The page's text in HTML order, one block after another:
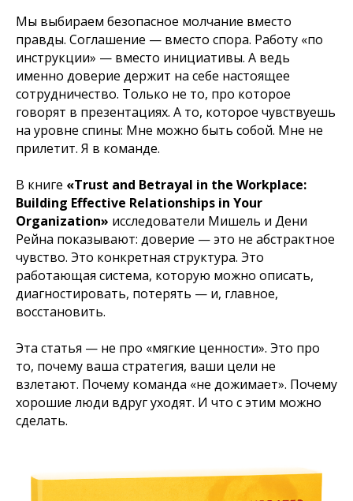
Мы выбираем безопасное молчание вместо
правды. Соглашение — вместо спора. Работу «по
инструкции» — вместо инициативы. А ведь
именно доверие держит на себе настоящее
сотрудничество. Только не то, про которое
говорят в презентациях. А то, которое чувствуешь
на уровне спины: Мне можно быть собой. Мне не
прилетит. Я в команде.
В книге «Trust and Betrayal in the Workplace:
Building Effective Relationships in Your
Organization» исследователи Мишель и Дени
Рейна показывают: доверие — это не абстрактное
чувство. Это конкретная структура. Это
работающая система, которую можно описать,
диагностировать, потерять — и, главное,
восстановить.
Эта статья — не про «мягкие ценности». Это про
то, почему ваша стратегия, ваши цели не
взлетают. Почему команда «не дожимает». Почему
хорошие люди вдруг уходят. И что с этим можно
сделать.